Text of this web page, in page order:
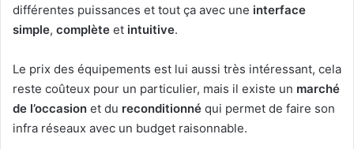
différentes puissances et tout ça avec une interface
simple, complète et intuitive.
Le prix des équipements est lui aussi très intéressant, cela
reste coûteux pour un particulier, mais il existe un marché
de l’occasion et du reconditionné qui permet de faire son
infra réseaux avec un budget raisonnable.